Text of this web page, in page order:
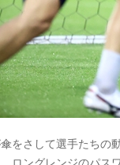
をさして選手たちの
ロングレンジのパス